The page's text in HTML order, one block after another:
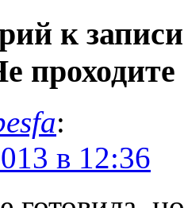
к
:
в 12:36